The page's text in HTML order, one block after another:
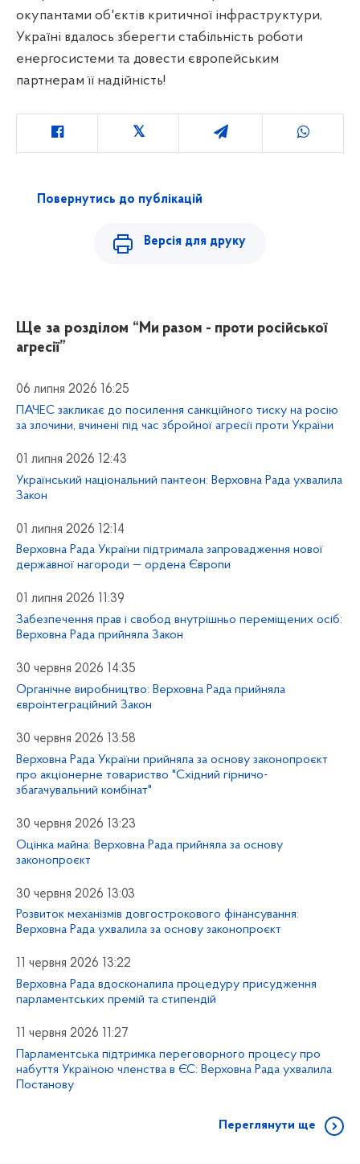
окупантами об'єктів критичної інфраструктури,
Україні вдалось зберегти стабільність роботи
енергосистеми та довести європейським
партнерам її надійність!
Повернутись до публікацій
Версія для друку
Ще за розділом “Ми разом - проти російської
агресії”
06 липня 2026 16:25
ПАЧЕС закликає до посилення санкційного тиску на росію
за злочини, вчинені під час збройної агресії проти України
01 липня 2026 12:43
Український національний пантеон: Верховна Рада ухвалила
Закон
01 липня 2026 12:14
Верховна Рада України підтримала запровадження нової
державної нагороди — ордена Європи
01 липня 2026 11:39
Забезпечення прав і свобод внутрішньо переміщених осіб:
Верховна Рада прийняла Закон
30 червня 2026 14:35
Органічне виробництво: Верховна Рада прийняла
євроінтеграційний Закон
30 червня 2026 13:58
Верховна Рада України прийняла за основу законопроєкт
про акціонерне товариство "Східний гірничо-
збагачувальний комбінат"
30 червня 2026 13:23
Оцінка майна: Верховна Рада прийняла за основу
законопроєкт
30 червня 2026 13:03
Розвиток механізмів довгострокового фінансування:
Верховна Рада ухвалила за основу законопроєкт
11 червня 2026 13:22
Верховна Рада вдосконалила процедуру присудження
парламентських премій та стипендій
11 червня 2026 11:27
Парламентська підтримка переговорного процесу про
набуття Україною членства в ЄС: Верховна Рада ухвалила
Постанову
Переглянути ще